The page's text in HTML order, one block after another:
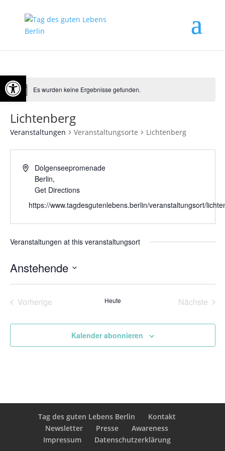
Es wurden keine Ergebnisse gefunden.
Lichtenberg
Veranstaltungen Veranstaltungsorte Lichtenberg
Dolgenseepromenade
Berlin,
Get Directions
https://www.tagdesgutenlebens.berlin/veranstaltungsort/
Veranstaltungen at this veranstaltungsort
Anstehende
Vorherige
Heute
Nächste
Kalender abonnieren
Tag des guten Lebens Berlin
Kontakt
Newsletter
Presse
Awareness
Impressum
Datenschutzerklärung
Open toolbar